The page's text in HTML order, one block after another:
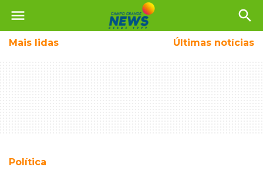
menu search
Mais lidas Últimas notícias
Política